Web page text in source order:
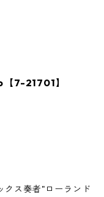
7-21701】
クス奏者"ローランド